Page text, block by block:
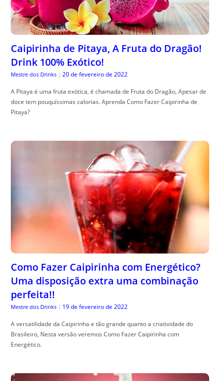
Caipirinha de Pitaya, A Fruta do Dragão!
Drink 100% Exótico!
Mestre dos Drinks | 20 de fevereiro de 2022
A Pitaya é uma fruta exótica, é chamada de Fruta do Dragão, Apesar de
doce tem pouquíssimas calorias. Aprenda Como Fazer Caipirinha de
Pitaya?
Como Fazer Caipirinha com Energético?
Uma disposição extra uma combinação
perfeita!!
Mestre dos Drinks | 19 de fevereiro de 2022
A versatilidade da Caipirinha e tão grande quanto a criatividade do
Brasileiro, Nesta versão veremos Como Fazer Caipirinha com
Energético.